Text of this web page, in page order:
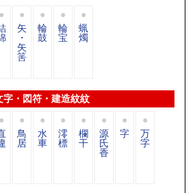
矢
・
矢
筈
輪
鼓
輪
宝
蝋
燭
字・図符・建造紋紋
鳥
居
水
車
澪
標
欄
干
源
氏
香
字 万
字